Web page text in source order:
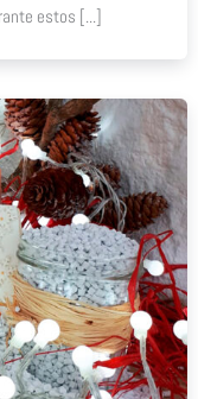
estos [...]